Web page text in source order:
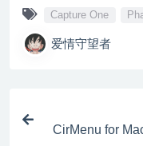
Capture One
爱情守望者
CirMenu for